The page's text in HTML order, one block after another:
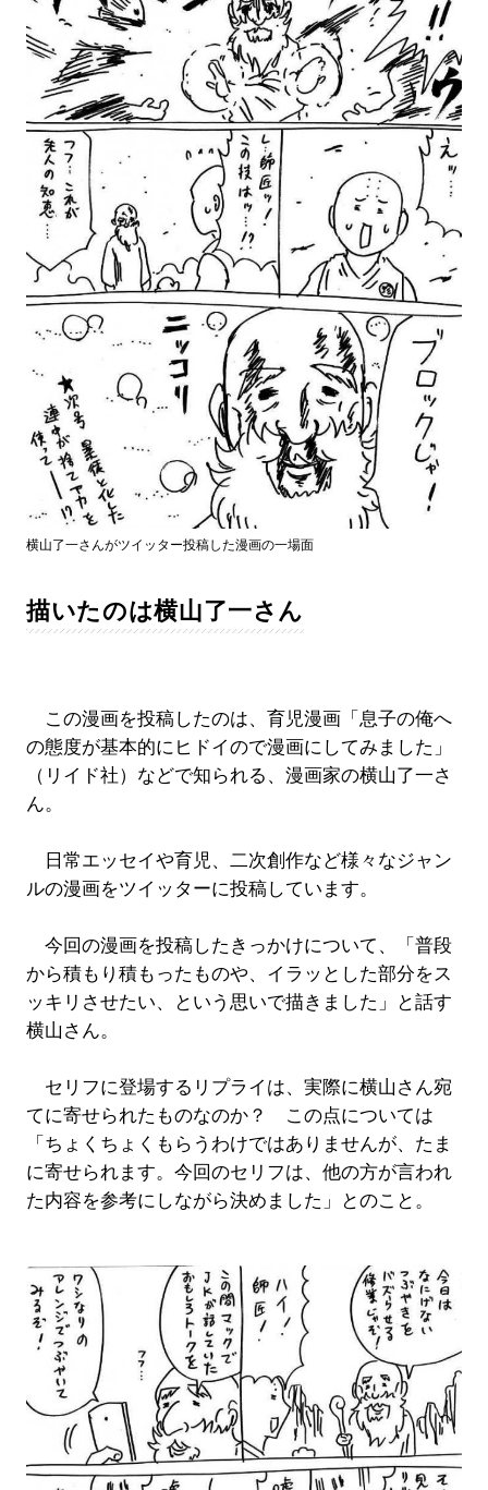
横山了一さんがツイッター投稿した漫画の一場面
描いたのは横山了一さん
この漫画を投稿したのは、育児漫画「息子の俺へ
の態度が基本的にヒドイので漫画にしてみました」
（リイド社）などで知られる、漫画家の横山了一さ
ん。
日常エッセイや育児、二次創作など様々なジャン
ルの漫画をツイッターに投稿しています。
今回の漫画を投稿したきっかけについて、「普段
から積もり積もったものや、イラッとした部分をス
ッキリさせたい、という思いで描きました」と話す
横山さん。
セリフに登場するリプライは、実際に横山さん宛
てに寄せられたものなのか？ この点については
「ちょくちょくもらうわけではありませんが、たま
に寄せられます。今回のセリフは、他の方が言われ
た内容を参考にしながら決めました」とのこと。